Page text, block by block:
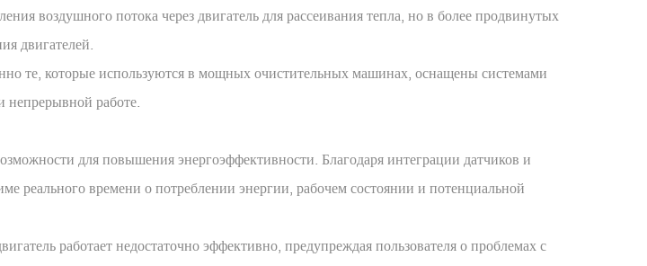
воздушного потока через двигатель для рассеивания тепла, но в более продвинутых
двигателей.
те, которые используются в мощных очистительных машинах, оснащены системами
непрерывной работе.
для повышения энергоэффективности. Благодаря интеграции датчиков и
реального времени о потреблении энергии, рабочем состоянии и потенциальной
работает недостаточно эффективно, предупреждая пользователя о проблемах с